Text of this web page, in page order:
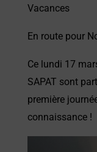
Vacances
En route pour
Ce lundi 17
SAPAT sont
première
connaissance !